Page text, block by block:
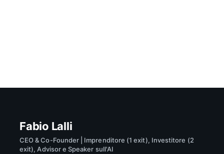
Fabio Lalli
CEO & Co-Founder | Imprenditore (1 exit), Investitore (2
exit), Advisor e Speaker sull'AI